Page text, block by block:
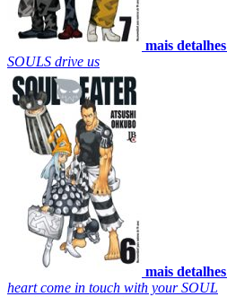
mais detalhes
SOULS drive us
mais detalhes
heart come in touch with your SOUL